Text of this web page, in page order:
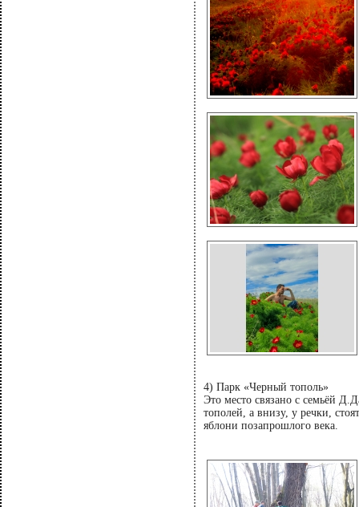
4) Парк «Черный тополь»
Это место связано с семьёй
тополей, а внизу, у речки,
яблони позапрошлого века.